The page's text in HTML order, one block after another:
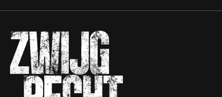
Zwijgrecht